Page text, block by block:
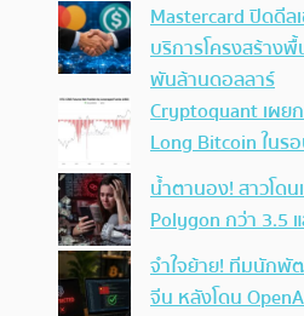
Mastercard ปิดดีล
บริการโครงสร้าง
พันล้านดอลลาร์
Cryptoquant เผ
Long Bitcoin ในร
น้ำตานอง! สาวโด
Polygon กว่า 3.5
จำใจย้าย! ทีมนักพั
จีน หลังโดน